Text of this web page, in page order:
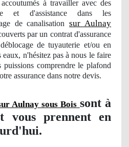
à travailler avec des
et d'assistance dans les
de canalisationsur Aulnay
par un contrat d'assurance
de tuyauterie et/ou en
eaux, n'hésitez pas à nous le faire
puissions comprendre le plafond
assurance dans notre devis.
Aulnay sous Bois sont à
vous prennent en